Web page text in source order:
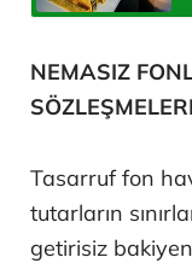
NEMASIZ
Tasarruf fon
tutarların
getirisiz